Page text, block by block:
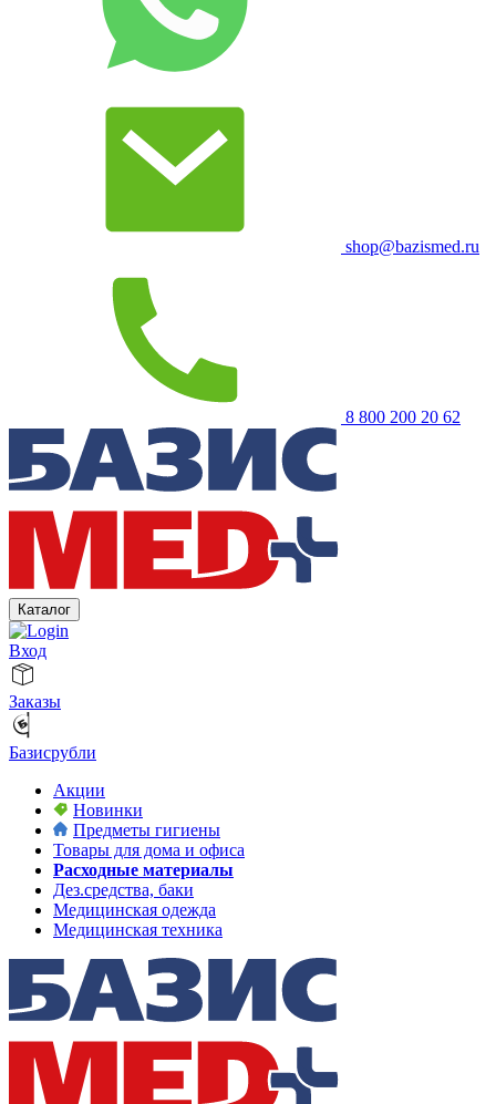
shop@bazismed.ru
8 800 200 20 62
Каталог
Вход
Заказы
Базисрубли
Акции
Новинки
Предметы гигиены
Товары для дома и офиса
Расходные материалы
Дез.средства, баки
Медицинская одежда
Медицинская техника